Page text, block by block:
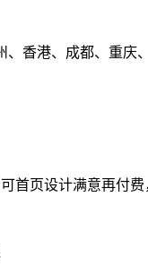
、香港、成都、重庆
首页设计满意再付